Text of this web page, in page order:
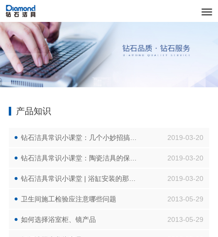
产品知识
钻石洁具常识小课堂：几个小妙招搞定花洒清洁问题！ 2019-03-20
钻石洁具常识小课堂：陶瓷洁具的保养秘籍你知道多少？ 2019-03-20
钻石洁具常识小课堂 | 浴缸安装的那些技巧，你知道多少？ 2019-03-20
卫生间施工检验应注意哪些问题 2013-05-29
如何选择浴室柜、镜产品 2013-05-29